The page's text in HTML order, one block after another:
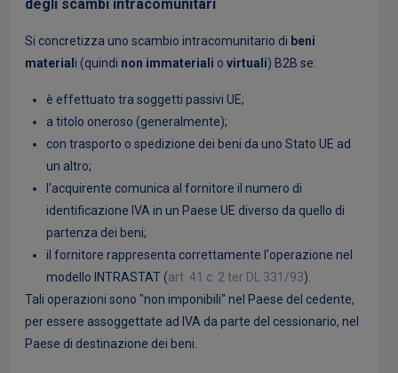
degli scambi intracomunitari
Si concretizza uno scambio intracomunitario di beni
material i (quindi non immateriali o virtuali) B2B se:
è effettuato tra soggetti passivi UE;
a titolo oneroso (generalmente);
con trasporto o spedizione dei beni da uno Stato UE ad
un altro;
l'acquirente comunica al fornitore il numero di
identificazione IVA in un Paese UE diverso da quello di
partenza dei beni;
il fornitore rappresenta correttamente l'operazione nel
modello INTRASTAT (art. 41 c. 2 ter DL 331/93).
Tali operazioni sono "non imponibili" nel Paese del cedente,
per essere assoggettate ad IVA da parte del cessionario, nel
Paese di destinazione dei beni.